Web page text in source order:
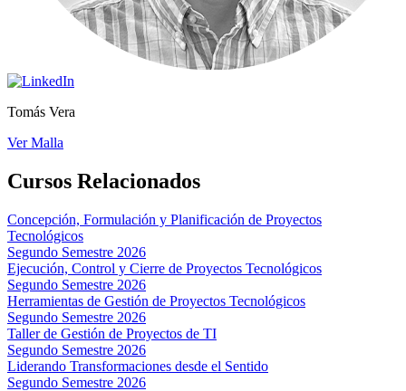
Tomás Vera
Ver Malla
Cursos Relacionados
Concepción, Formulación y Planificación de Proyectos
Tecnológicos
Segundo Semestre 2026
Ejecución, Control y Cierre de Proyectos Tecnológicos
Segundo Semestre 2026
Herramientas de Gestión de Proyectos Tecnológicos
Segundo Semestre 2026
Taller de Gestión de Proyectos de TI
Segundo Semestre 2026
Liderando Transformaciones desde el Sentido
Segundo Semestre 2026